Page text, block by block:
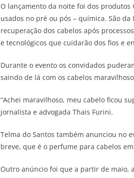
O lançamento da noite foi dos produtos
usados no pré ou pós – química. São
recuperação dos cabelos após
e tecnológicos que cuidarão dos fios e
Durante o evento os convidados
saindo de lá com os cabelos
“Achei maravilhoso, meu cabelo ficou
jornalista e advogada Thais Furini.
Telma do Santos também anunciou no
breve, que é o perfume para cabelos
Outro anúncio foi que a partir de maio,